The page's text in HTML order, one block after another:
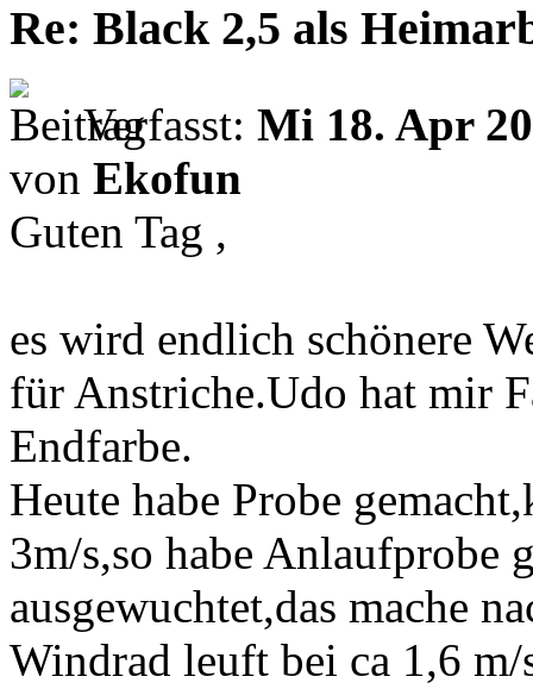
Re: Black 2,5 als
Verfasst: Mi 18. Apr
von Ekofun
Guten Tag ,
es wird endlich schönere
für Anstriche.Udo hat mir
Endfarbe.
Heute habe Probe
3m/s,so habe Anlaufprobe
ausgewuchtet,das mache
Windrad leuft bei ca 1,6